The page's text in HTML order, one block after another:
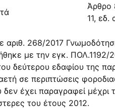
Άρθρο
11, εδ.
αριθ. 268/2017
με την εγκ. ΠΟΛ.1192/
δεύτερου εδαφίου της
σε περιπτώσεις
δεν έχει παραγραφεί μέχρι
του έτους 2012.